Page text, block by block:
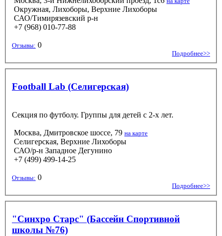
Окружная, Лихоборы, Верхние Лихоборы
САО/Тимирязевский р-н
+7 (968) 010-77-88
Отзывы: 0
Подробнее>>
Football Lab (Селигерская)
Секция по футболу. Группы для детей с 2-х лет.
Москва, Дмитровское шоссе, 79 на карте
Селигерская, Верхние Лихоборы
САО/р-н Западное Дегунино
+7 (499) 499-14-25
Отзывы: 0
Подробнее>>
"Синхро Старс" (Бассейн Спортивной
школы №76)